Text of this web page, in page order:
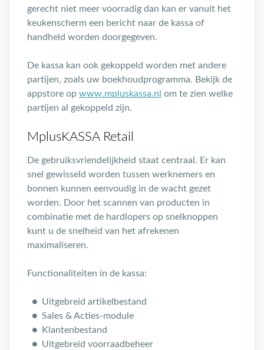
gerecht niet meer voorradig dan kan er vanuit het
keukenscherm een bericht naar de kassa of
handheld worden doorgegeven.
De kassa kan ook gekoppeld worden met andere
partijen, zoals uw boekhoudprogramma. Bekijk de
appstore op www.mpluskassa.nl om te zien welke
partijen al gekoppeld zijn.
MplusKASSA Retail
De gebruiksvriendelijkheid staat centraal. Er kan
snel gewisseld worden tussen werknemers en
bonnen kunnen eenvoudig in de wacht gezet
worden. Door het scannen van producten in
combinatie met de hardlopers op snelknoppen
kunt u de snelheid van het afrekenen
maximaliseren.
Functionaliteiten in de kassa:
Uitgebreid artikelbestand
Sales & Acties-module
Klantenbestand
Uitgebreid voorraadbeheer